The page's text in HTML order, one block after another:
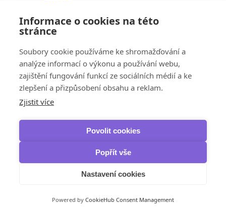
VPN
VPN Complete
Panda Security
Dome VPN
IObit
iTop VPN & iTop Private Browser
Zálohování, obnova dat a vypalování
IObit
iTop Data Recovery
Smart Defrag Pro
Burning Studio
Backupper Pro Family
Backupper Technician
Informace o cookies na této
stránce
Soubory cookie používáme ke shromažďování a
analýze informací o výkonu a používání webu,
zajištění fungování funkcí ze sociálních médií a ke
zlepšení a přizpůsobení obsahu a reklam.
Zjistit více
Povolit cookies
Popřít vše
Nastavení cookies
Powered by CookieHub Consent Management